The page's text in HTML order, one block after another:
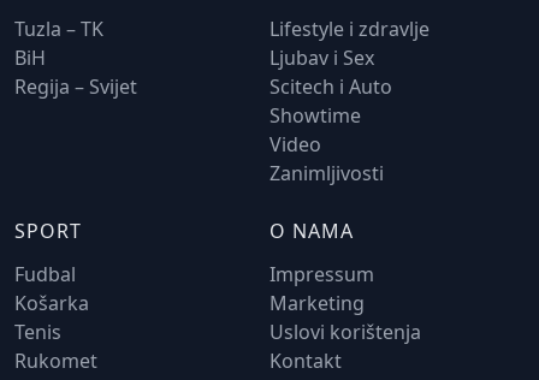
Tuzla – TK
BiH
Regija – Svijet
Lifestyle i zdravlje
Ljubav i Sex
Scitech i Auto
Showtime
Video
Zanimljivosti
SPORT
Fudbal
Košarka
Tenis
Rukomet
O NAMA
Impressum
Marketing
Uslovi korištenja
Kontakt